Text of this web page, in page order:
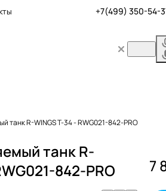
+7(499) 350-54-
танк R-WINGS T-34 - RWG021-842-PRO
танк R-
842-PRO
7